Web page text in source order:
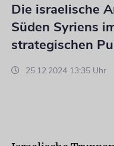
Die israelische
Süden Syriens
strategischen
25.12.2024 13:35 Uhr